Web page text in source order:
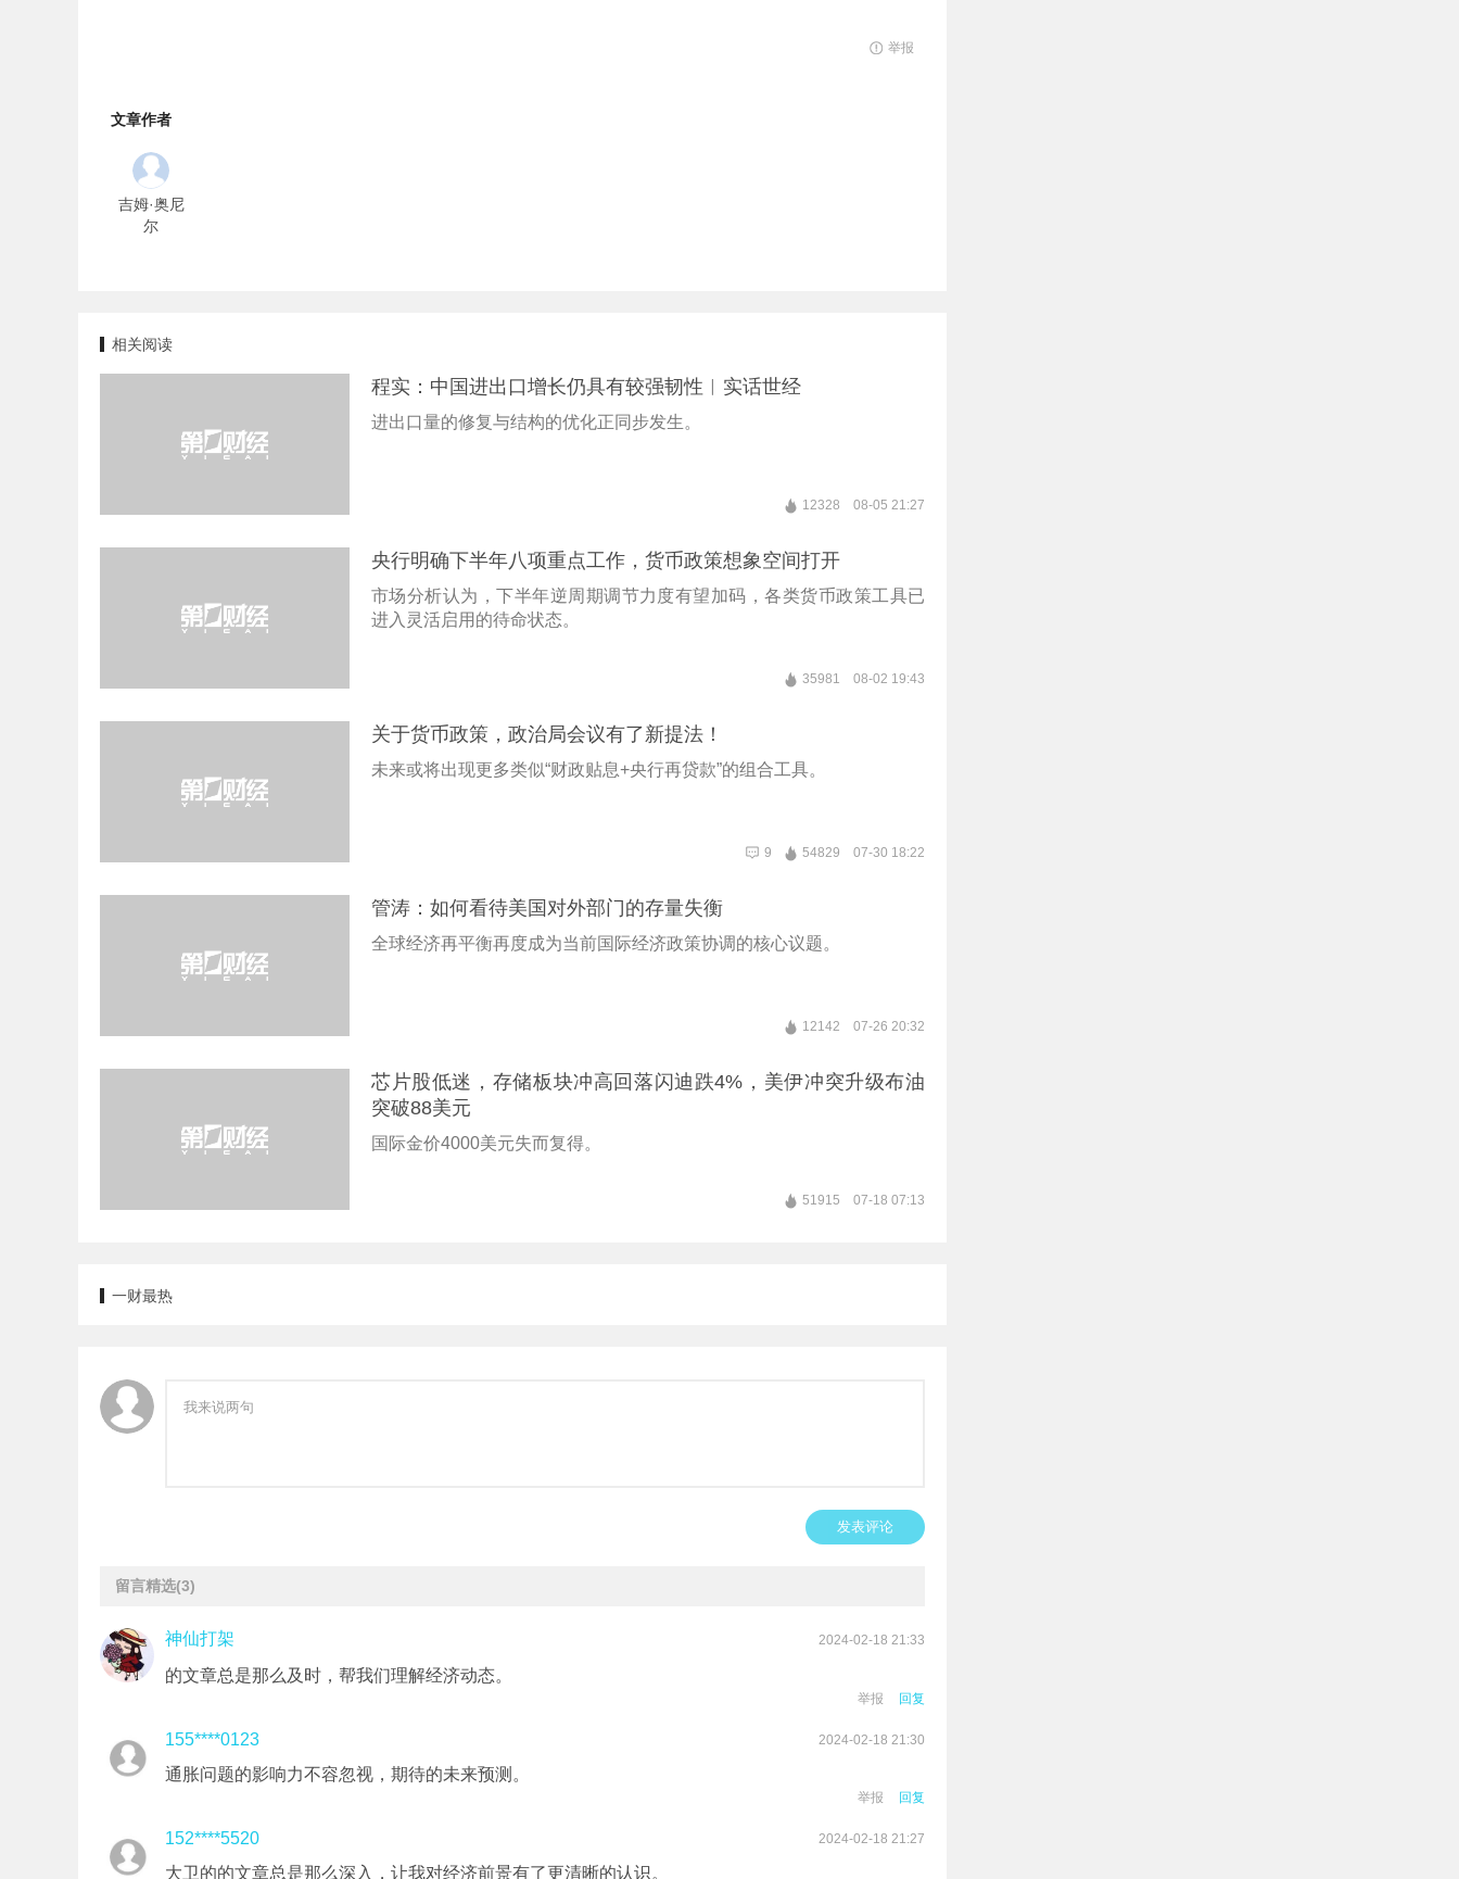
举报
文章作者
吉姆·奥尼
尔
相关阅读
程实：中国进出口增长仍具有较强韧性︱实话世经
进出口量的修复与结构的优化正同步发生。
12328 08-05 21:27
央行明确下半年八项重点工作，货币政策想象空间打开
市场分析认为，下半年逆周期调节力度有望加码，各类货币政策工具已
进入灵活启用的待命状态。
35981 08-02 19:43
关于货币政策，政治局会议有了新提法！
未来或将出现更多类似“财政贴息+央行再贷款”的组合工具。
9 54829 07-30 18:22
管涛：如何看待美国对外部门的存量失衡
全球经济再平衡再度成为当前国际经济政策协调的核心议题。
12142 07-26 20:32
芯片股低迷，存储板块冲高回落闪迪跌4%，美伊冲突升级布油
突破88美元
国际金价4000美元失而复得。
51915 07-18 07:13
一财最热
发表评论
留言精选(3)
神仙打架 2024-02-18 21:33
的文章总是那么及时，帮我们理解经济动态。
举报 回复
155****0123 2024-02-18 21:30
通胀问题的影响力不容忽视，期待的未来预测。
举报 回复
152****5520 2024-02-18 21:27
大卫的的文章总是那么深入，让我对经济前景有了更清晰的认识。